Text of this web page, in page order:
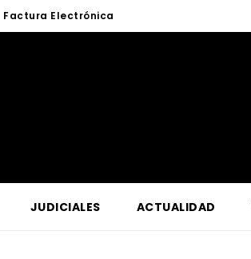
Factura Electrónica
JUDICIALES ACTUALIDAD